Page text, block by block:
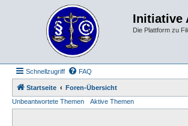
Initiative
Die Plattform zu
Schnellzugriff FAQ
Startseite
Foren-Übersicht
Unbeantwortete Themen
Aktive Themen